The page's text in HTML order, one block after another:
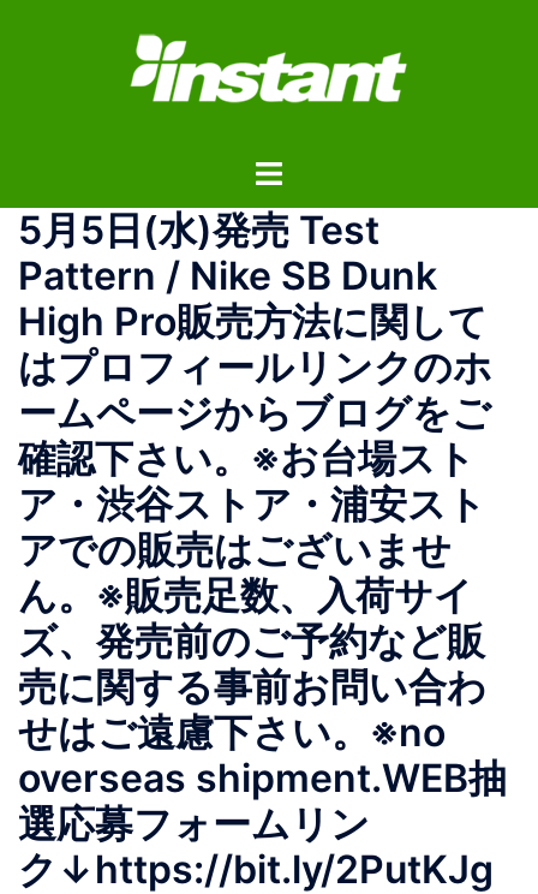
ス
ト
ル
ニ
ュ
ー
5月5日(水)発売 Test
Pattern / Nike SB Dunk
High Pro 販売方法に関して
はプロフィールリンクのホ
ームページからブログをご
確認下さい。 ※お台場スト
ア・渋谷ストア・浦安スト
アでの販売はございませ
ん。 ※販売足数、入荷サイ
ズ、発売前のご予約など販
売に関する事前お問い合わ
せはご遠慮下さい。 ※no
overseas shipment. WEB抽
選応募フォームリン
ク ↓ https://bit.ly/2PutKJg